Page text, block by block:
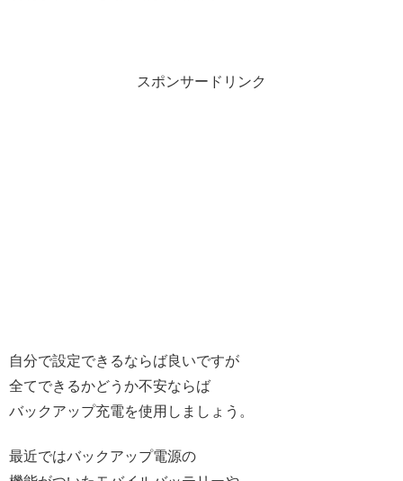
スポンサードリンク
自分で設定できるならば良いですが
全てできるかどうか不安ならば
バックアップ充電を使用しましょう。
最近ではバックアップ電源の